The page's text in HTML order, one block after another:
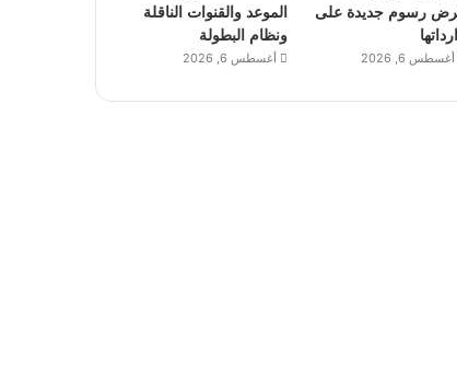
رسوم جديدة على
أغسطس 6, 2026
الموعد والقنوات الناقلة
ونظام البطولة
أغسطس 6, 2026